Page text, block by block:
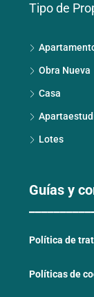
Tipo de
Obra Nueva
Casa
Lotes
Guías y
Política de
Políticas de